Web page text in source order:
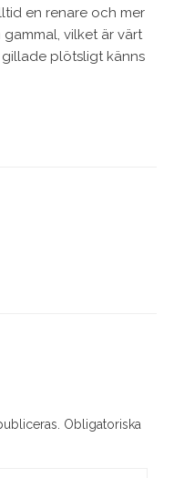
en renare och mer
vilket är värt
plötsligt känns
Obligatoriska